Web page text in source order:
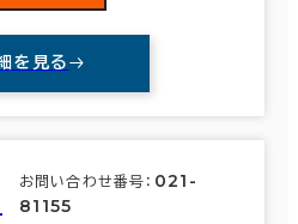
を見る
お問い合わせ番号： 021-
81155